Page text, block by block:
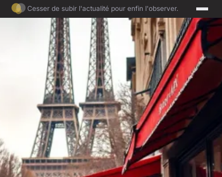
Cesser de subir l'actualité pour enfin l'observer.